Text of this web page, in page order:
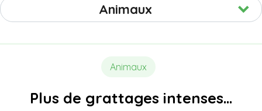
Animaux
Animaux
Plus de grattages intenses…